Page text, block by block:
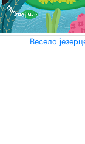
Весело